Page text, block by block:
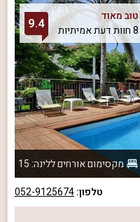
טוב מאוד
8 חוות דעת אמיתיות
9.4
מקסימום אורחים ללינה: 15
טלפון:052-9125674